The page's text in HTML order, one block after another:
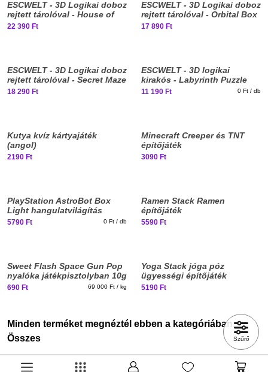
Szűrő
ESCWELT - 3D Logikai doboz
rejtett tárolóval - House of
the Dragon
22 390 Ft
ESCWELT - 3D Logikai doboz
rejtett tárolóval - Orbital Box
17 890 Ft
ESCWELT - 3D Logikai doboz
rejtett tárolóval - Secret Maze
Box
18 290 Ft
ESCWELT - 3D logikai
kirakós - Labyrinth Puzzle
11 190 Ft 0 Ft / db
Kutya kvíz kártyajáték
(angol)
2190 Ft
Minecraft Creeper és TNT
építőjáték
3090 Ft
PlayStation AstroBot Box
Light hangulatvilágítás
5790 Ft 0 Ft / db
Ramen Stack Ramen
építőjáték
5590 Ft
Sweet Flash Space Gun Pop
nyalóka játékpisztolyban 10g
690 Ft 69 000 Ft / kg
Yoga Stack jóga póz
ügyességi építőjáték
5190 Ft
Minden terméket megnéztél ebben a kategóriában:
Összes